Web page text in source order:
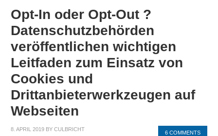
Opt-In oder Opt-Out ?
Datenschutzbehörden
veröffentlichen wichtigen
Leitfaden zum Einsatz von
Cookies und
Drittanbieterwerkzeugen auf
Webseiten
8. APRIL 2019 BYCULBRICHT
6 COMMENTS